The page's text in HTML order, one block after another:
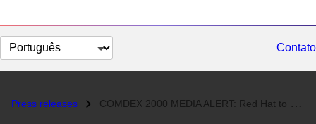
Selecionar
idioma
Contato
Press releases COMDEX 2000 MEDIA ALERT: Red Hat to Raffle Devices Built with Red Hat...